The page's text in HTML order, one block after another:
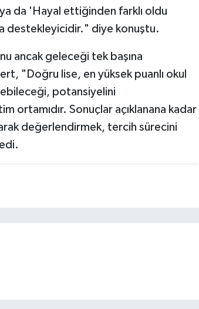
da 'Hayal ettiğinden farklı oldu
destekleyicidir." diye konuştu.
ancak geleceği tek başına
"Doğru lise, en yüksek puanlı okul
potansiyelini
ortamıdır. Sonuçlar açıklanana kadar
değerlendirmek, tercih sürecini